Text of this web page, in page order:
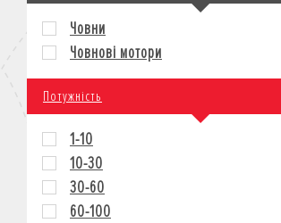
КОРПОРАТИВНИМ КЛІЄНТАМ
МОТОЦИКЛИ
СТРАХУВАННЯ
КОРПОРАТИВНИМ КЛІЄНТАМ
Човни
Човнові мотори
Потужність
1-10
10-30
30-60
60-100